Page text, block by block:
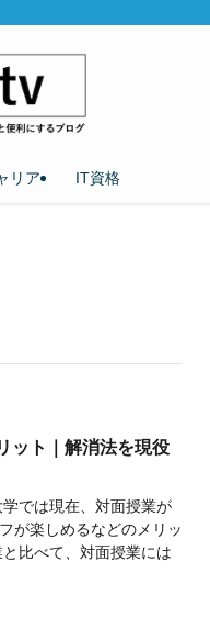
リア IT資格
ット｜解消法を現役
では現在、対面授業が
が楽しめるなどのメリッ
比べて、対面授業には